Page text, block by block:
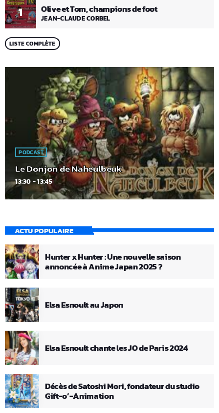
1 Olive et Tom, champions de foot
JEAN-CLAUDE CORBEL
LISTE COMPLÈTE
PODCAST
Le Donjon de Naheulbeuk
13:30 - 13:45
ACTU POPULAIRE
Hunter x Hunter : Une nouvelle saison
annoncée à Anime Japan 2025 ?
Elsa Esnoult au Japon
Elsa Esnoult chante les JO de Paris 2024
Décès de Satoshi Mori, fondateur du studio
Gift-o’-Animation